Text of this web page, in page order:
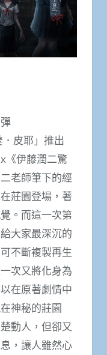
．皮耶」推出
《伊藤潤二驚
老師筆下的經
莊園登場，著
。而這一次第
大家最深沉的
不斷複製再生
次又將化身為
在原著劇情中
神秘的莊園
動人，但卻又
，讓人雖然心